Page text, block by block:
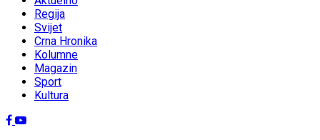
Regija
Svijet
Crna Hronika
Kolumne
Magazin
Sport
Kultura